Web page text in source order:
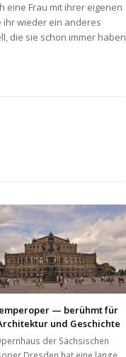
eine Frau mit ihrer eigenen
ihr wieder ein anderes
die sie schon immer haben
— berühmt für
und Geschichte
der Sächsischen